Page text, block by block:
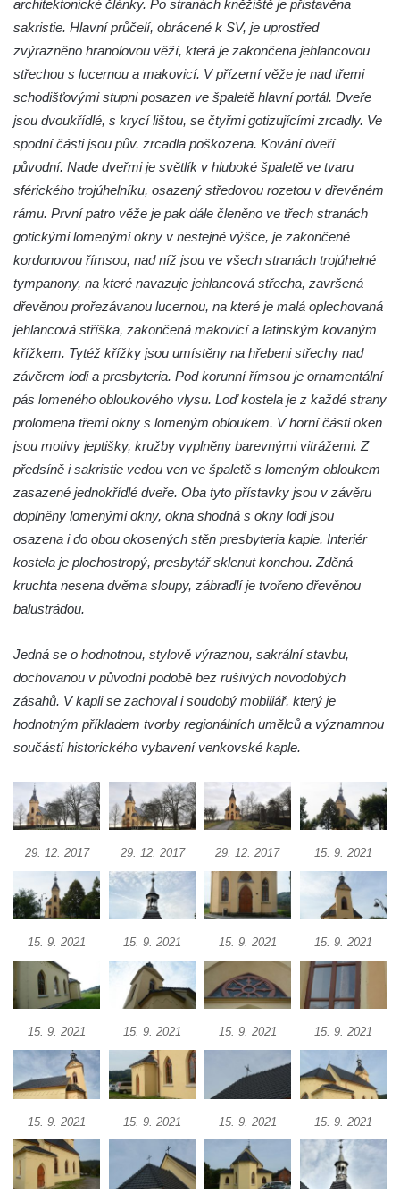
Křížová cesta Římov – VIII. kaple – Kristus
svázán a ze zahrady vyhnán
Křížová cesta Římov – VII. kaple – Políbení
Jidášovo
Křížová cesta Římov – VI. kaple – Olivetská
hora (Getsemanská zahrada)
Křížová cesta Římov – V. kaple – Smutná
duše
Křížová cesta Římov – III. kaple – Stádní
Křížová cesta Římov – II. kaple – Poslední
večeře Páně
Křížová cesta Římov – I. kaple – Loučení
Ježíše s Pannou Marií
Márnice na hřbitově v Římově
Kaple Panny Marie v Horním Třeboníně
Kaple mezi Dolním Třebonínem a Horním
Třebonínem
Kaple v severní části Dolního Třebonína
Márnice na hřbitově v Rybniště
Kaple u kostela svatého Jiljí v Lužci nad
Kostel svatého Jiljí v Lužci nad Vltavou
Kaple Božího těla na hřbitově v Hostíně u
Vojkovic
Kostel Nanebevzetí Panny Marie v Hostíně
u Vojkovic
Hřbitovní kaple na hřbitově v Lužci nad
Vltavou
Márnice na hřbitově v Lužci nad Vltavou
Márnice na hřbitově v Hrobčicích
Kostel svatého Havla na hřbitově v
Hrobčicích
Kaple svatého Vavřince v Mirošovicích
Márnice na hřbitově v Račicích
Kaple Nejsvětější Trojice v centru Liběšic
Výklenková kaple na rozcestí na jižním
okraji Liběšic
Kostel svaté Kateřiny v Chouči
Kaple svatého Blažeje východně od Lužice
architektonické články. Po stranách kněžiště je přistavěna
sakristie. Hlavní průčelí, obrácené k SV, je uprostřed
zvýrazněno hranolovou věží, která je zakončena jehlancovou
střechou s lucernou a makovicí. V přízemí věže je nad třemi
schodišťovými stupni posazen ve špaletě hlavní portál. Dveře
jsou dvoukřídlé, s krycí lištou, se čtyřmi gotizujícími zrcadly. Ve
spodní části jsou pův. zrcadla poškozena. Kování dveří
původní. Nade dveřmi je světlík v hluboké špaletě ve tvaru
sférického trojúhelníku, osazený středovou rozetou v dřevěném
rámu. První patro věže je pak dále členěno ve třech stranách
gotickými lomenými okny v nestejné výšce, je zakončené
kordonovou římsou, nad níž jsou ve všech stranách trojúhelné
tympanony, na které navazuje jehlancová střecha, završená
dřevěnou prořezávanou lucernou, na které je malá oplechovaná
jehlancová stříška, zakončená makovicí a latinským kovaným
křížkem. Tytéž křížky jsou umístěny na hřebeni střechy nad
závěrem lodi a presbyteria. Pod korunní římsou je ornamentální
pás lomeného obloukového vlysu. Loď kostela je z každé strany
prolomena třemi okny s lomeným obloukem. V horní části oken
jsou motivy jeptišky, kružby vyplněny barevnými vitrážemi. Z
předsíně i sakristie vedou ven ve špaletě s lomeným obloukem
zasazené jednokřídlé dveře. Oba tyto přístavky jsou v závěru
doplněny lomenými okny, okna shodná s okny lodi jsou
osazena i do obou okosených stěn presbyteria kaple. Interiér
kostela je plochostropý, presbytář sklenut konchou. Zděná
kruchta nesena dvěma sloupy, zábradlí je tvořeno dřevěnou
balustrádou.
Jedná se o hodnotnou, stylově výraznou, sakrální stavbu,
dochovanou v původní podobě bez rušivých novodobých
zásahů. V kapli se zachoval i soudobý mobiliář, který je
hodnotným příkladem tvorby regionálních umělců a významnou
součástí historického vybavení venkovské kaple.
29. 12. 2017 29. 12. 2017 29. 12. 2017 15. 9. 2021
15. 9. 2021 15. 9. 2021 15. 9. 2021 15. 9. 2021
15. 9. 2021 15. 9. 2021 15. 9. 2021 15. 9. 2021
15. 9. 2021 15. 9. 2021 15. 9. 2021 15. 9. 2021